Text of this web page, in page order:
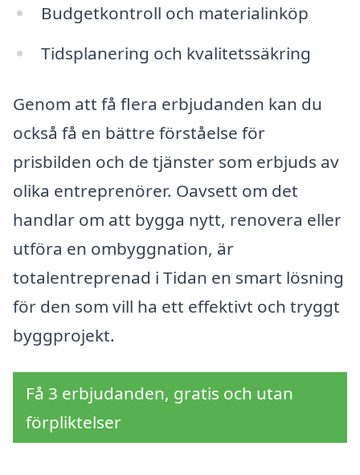
Budgetkontroll och materialinköp
Tidsplanering och kvalitetssäkring
Genom att få flera erbjudanden kan du
också få en bättre förståelse för
prisbilden och de tjänster som erbjuds av
olika entreprenörer. Oavsett om det
handlar om att bygga nytt, renovera eller
utföra en ombyggnation, är
totalentreprenad i Tidan en smart lösning
för den som vill ha ett effektivt och tryggt
byggprojekt.
Få 3 erbjudanden, gratis och utan
förpliktelser